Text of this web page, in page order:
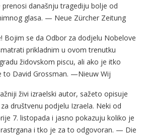
prenosi današnju tragediju bolje od
glasa. — Neue Zürcher Zeitung
Bojim se da Odbor za dodjelu Nobelove
prikladnim u ovom trenutku
židovskom piscu, ali ako je itko
to David Grossman. —Nieuw Wij
živi izraelski autor, sažeto opisuje
društvenu podjelu Izraela. Neki od
7. listopada i jasno pokazuju koliko je
i tko je za to odgovoran. — Die